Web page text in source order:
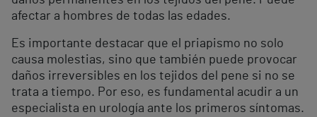
afectar a hombres de todas las edades.
Es importante destacar que el priapismo no solo
causa molestias, sino que también puede provocar
daños irreversibles en los tejidos del pene si no se
trata a tiempo. Por eso, es fundamental acudir a un
especialista en urología ante los primeros síntomas.